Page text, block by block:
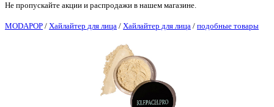
Не пропускайте акции и распродажи в нашем магазине.
MODAPOP / Хайлайтер для лица / Хайлайтер для лица / подобные товары